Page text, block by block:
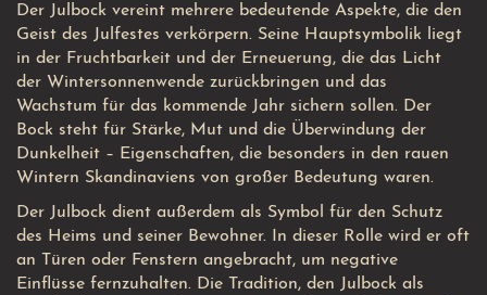
Der Julbock vereint mehrere bedeutende Aspekte, die den
Geist des Julfestes verkörpern. Seine Hauptsymbolik liegt
in der Fruchtbarkeit und der Erneuerung, die das Licht
der Wintersonnenwende zurückbringen und das
Wachstum für das kommende Jahr sichern sollen. Der
Bock steht für Stärke, Mut und die Überwindung der
Dunkelheit – Eigenschaften, die besonders in den rauen
Wintern Skandinaviens von großer Bedeutung waren.
Der Julbock dient außerdem als Symbol für den Schutz
des Heims und seiner Bewohner. In dieser Rolle wird er oft
an Türen oder Fenstern angebracht, um negative
Einflüsse fernzuhalten. Die Tradition, den Julbock als